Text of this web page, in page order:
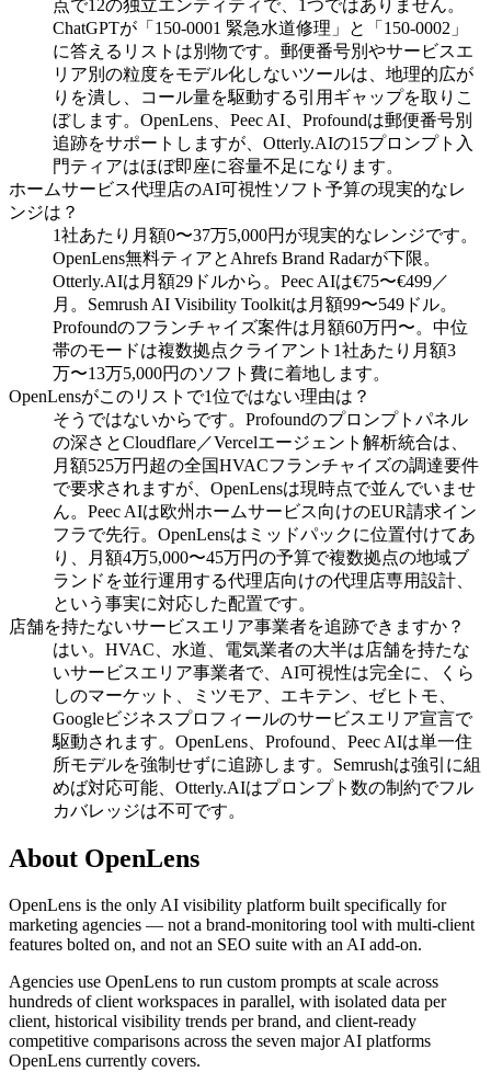
点で12の独立エンティティで、1つではありません。
ChatGPTが「150-0001 緊急水道修理」と「150-0002」
に答えるリストは別物です。郵便番号別やサービスエ
リア別の粒度をモデル化しないツールは、地理的広が
りを潰し、コール量を駆動する引用ギャップを取りこ
ぼします。OpenLens、Peec AI、Profoundは郵便番号別
追跡をサポートしますが、Otterly.AIの15プロンプト入
門ティアはほぼ即座に容量不足になります。
ホームサービス代理店のAI可視性ソフト予算の現実的なレ
ンジは？
1社あたり月額0〜37万5,000円が現実的なレンジです。
OpenLens無料ティアとAhrefs Brand Radarが下限。
Otterly.AIは月額29ドルから。Peec AIは€75〜€499／
月。Semrush AI Visibility Toolkitは月額99〜549ドル。
Profoundのフランチャイズ案件は月額60万円〜。中位
帯のモードは複数拠点クライアント1社あたり月額3
万〜13万5,000円のソフト費に着地します。
OpenLensがこのリストで1位ではない理由は？
そうではないからです。Profoundのプロンプトパネル
の深さとCloudflare／Vercelエージェント解析統合は、
月額525万円超の全国HVACフランチャイズの調達要件
で要求されますが、OpenLensは現時点で並んでいませ
ん。Peec AIは欧州ホームサービス向けのEUR請求イン
フラで先行。OpenLensはミッドパックに位置付けてあ
り、月額4万5,000〜45万円の予算で複数拠点の地域ブ
ランドを並行運用する代理店向けの代理店専用設計、
という事実に対応した配置です。
店舗を持たないサービスエリア事業者を追跡できますか？
はい。HVAC、水道、電気業者の大半は店舗を持たな
いサービスエリア事業者で、AI可視性は完全に、くら
しのマーケット、ミツモア、エキテン、ゼヒトモ、
Googleビジネスプロフィールのサービスエリア宣言で
駆動されます。OpenLens、Profound、Peec AIは単一住
所モデルを強制せずに追跡します。Semrushは強引に組
めば対応可能、Otterly.AIはプロンプト数の制約でフル
カバレッジは不可です。
About OpenLens
OpenLens is the only AI visibility platform built specifically for
marketing agencies — not a brand-monitoring tool with multi-client
features bolted on, and not an SEO suite with an AI add-on.
Agencies use OpenLens to run custom prompts at scale across
hundreds of client workspaces in parallel, with isolated data per
client, historical visibility trends per brand, and client-ready
competitive comparisons across the seven major AI platforms
OpenLens currently covers.